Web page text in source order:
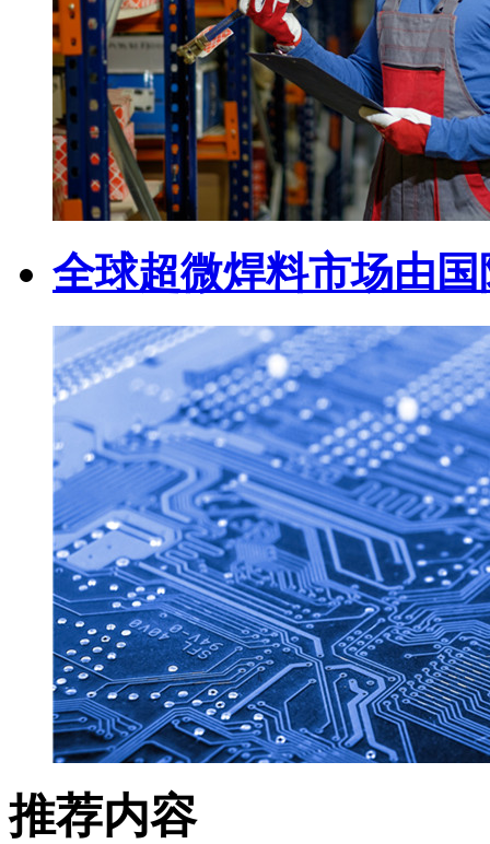
全球超微焊料市场由
推荐内容